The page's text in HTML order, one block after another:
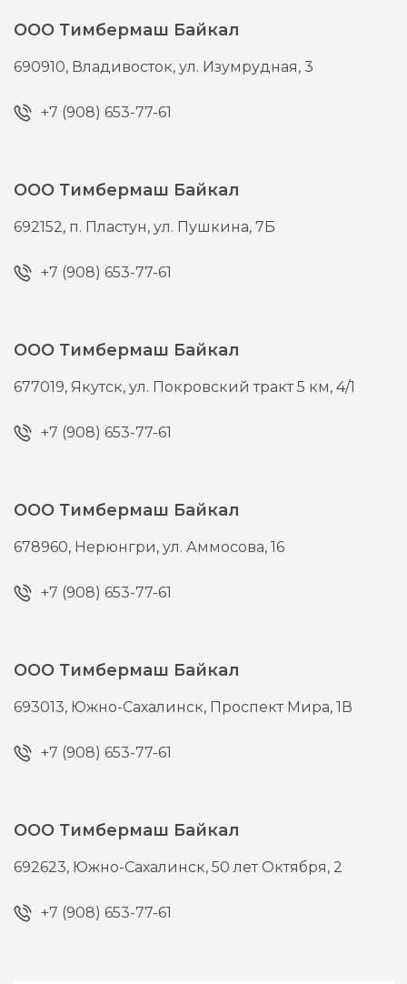
ООО Тимбермаш Байкал
690910, Владивосток,ул. Изумрудная, 3
+7 (908) 653-77-61
ООО Тимбермаш Байкал
692152, п. Пластун,ул. Пушкина, 7Б
+7 (908) 653-77-61
ООО Тимбермаш Байкал
677019, Якутск,ул. Покровский тракт 5 км, 4/1
+7 (908) 653-77-61
ООО Тимбермаш Байкал
678960, Нерюнгри,ул. Аммосова, 16
+7 (908) 653-77-61
ООО Тимбермаш Байкал
693013, Южно-Сахалинск, Проспект Мира, 1В
+7 (908) 653-77-61
ООО Тимбермаш Байкал
692623, Южно-Сахалинск,50 лет Октября, 2
+7 (908) 653-77-61